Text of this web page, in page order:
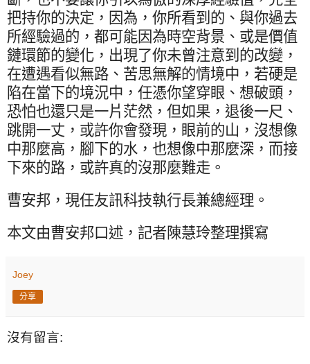
把持你的決定，因為，你所看到的、與你過去
所經驗過的，都可能因為時空背景、或是價值
鏈環節的變化，出現了你未曾注意到的改變，
在遭遇看似無路、苦思無解的情境中，若硬是
陷在當下的境況中，任憑你望穿眼、想破頭，
恐怕也還只是一片茫然，但如果，退後一尺、
跳開一丈，或許你會發現，眼前的山，沒想像
中那麼高，腳下的水，也想像中那麼深，而接
下來的路，或許真的沒那麼難走。
曹安邦，現任友訊科技執行長兼總經理。
本文由曹安邦口述，記者陳慧玲整理撰寫
Joey
分享
沒有留言: